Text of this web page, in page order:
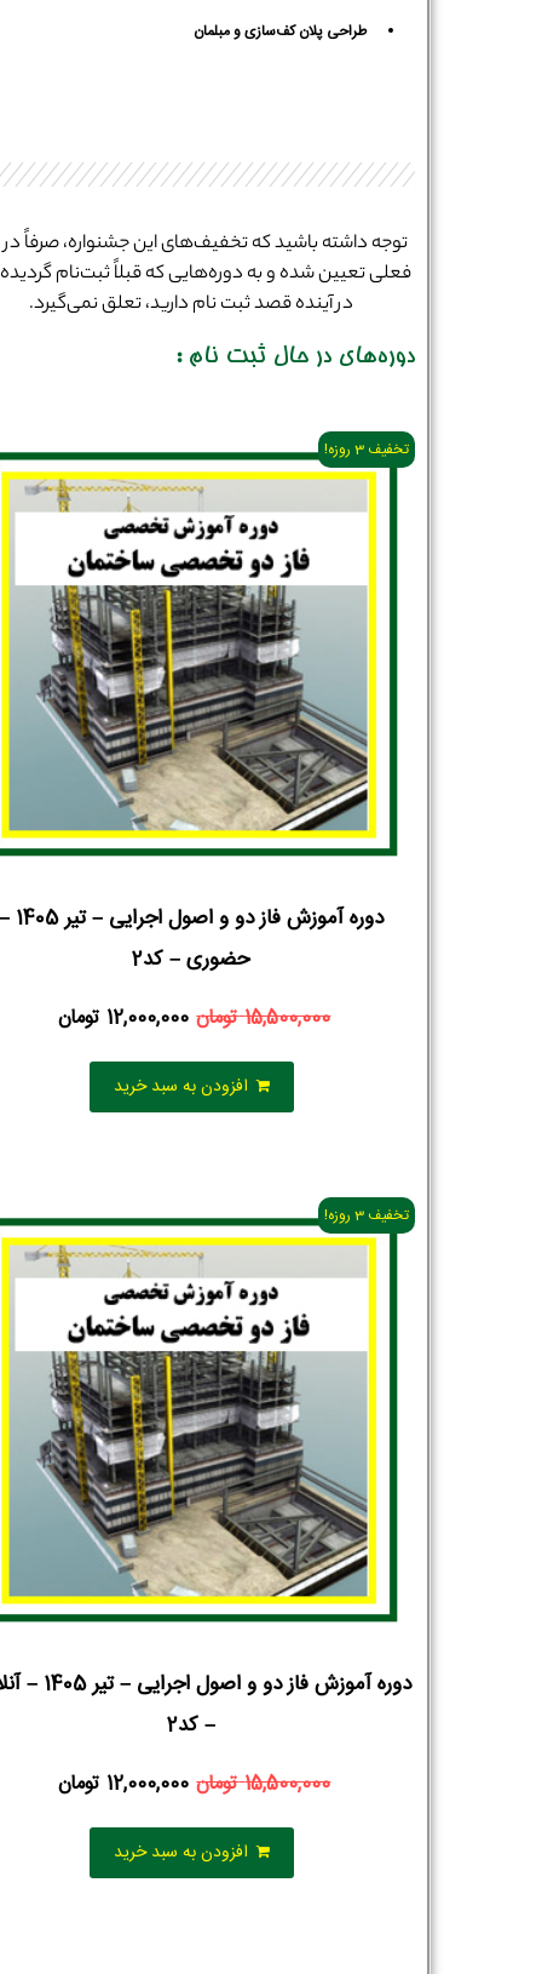
طراحی پلان کف‌سازی و مبلمان
توجه داشته باشید که تخفیف‌های این جشنواره، صرفاً در
فعلی تعیین شده و به دوره‌هایی که قبلاً ثبت‌نام گردیده
در آینده قصد ثبت نام دارید، تعلق نمی‌گیرد.
دوره‌های در حال ثبت نام :
تخفیف 3 روزه!
دوره آموزش فاز دو و اصول اجرایی – تیر 1405 –
حضوری – کد2
15,500,000تومان 12,000,000 تومان
افزودن به سبد خرید
تخفیف 3 روزه!
دوره آموزش فاز دو و اصول
– کد2
15,500,000تومان 12,000,000 تومان
افزودن به سبد خرید